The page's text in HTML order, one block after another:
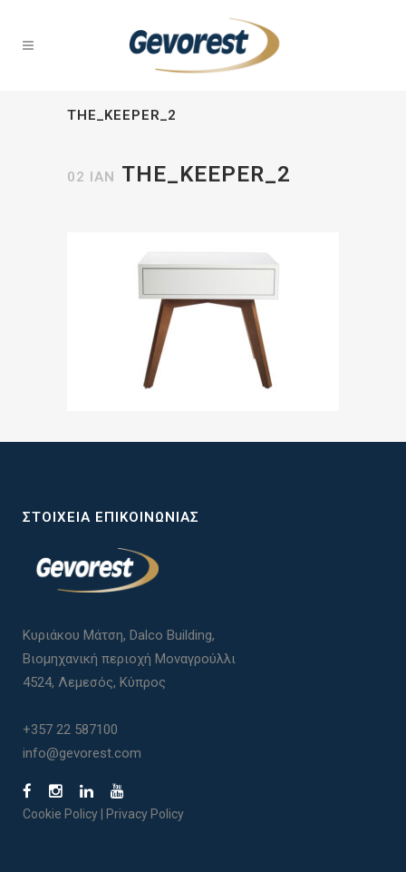
THE_KEEPER_2
02 ΙΑΝ THE_KEEPER_2
ΣΤΟΙΧΕΊΑ ΕΠΙΚΟΙΝΩΝΊΑΣ
Κυριάκου Μάτση, Dalco Building,
Βιομηχανική περιοχή Μοναγρούλλι
4524, Λεμεσός, Κύπρος
+357 22 587100
info@gevorest.com
Cookie Policy Privacy Policy